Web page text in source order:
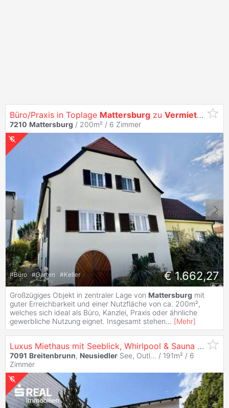
Büro/Praxis in Toplage Mattersburg zu Vermieten
7210 Mattersburg / 200m² / 6 Zimmer
#Büro #Garten #Keller € 1.662,27
Großzügiges Objekt in zentraler Lage von Mattersburg mit
guter Erreichbarkeit und einer Nutzfläche von ca. 200m²,
welches sich ideal als Büro, Kanzlei, Praxis oder ähnliche
gewerbliche Nutzung eignet. Insgesamt stehen... [Mehr]
Luxus Miethaus mit Seeblick, Whirlpool & Sauna | voll möbliert | Nähe Wien
7091 Breitenbrunn, Neusiedler See, Outl... / 191m² / 6
Zimmer